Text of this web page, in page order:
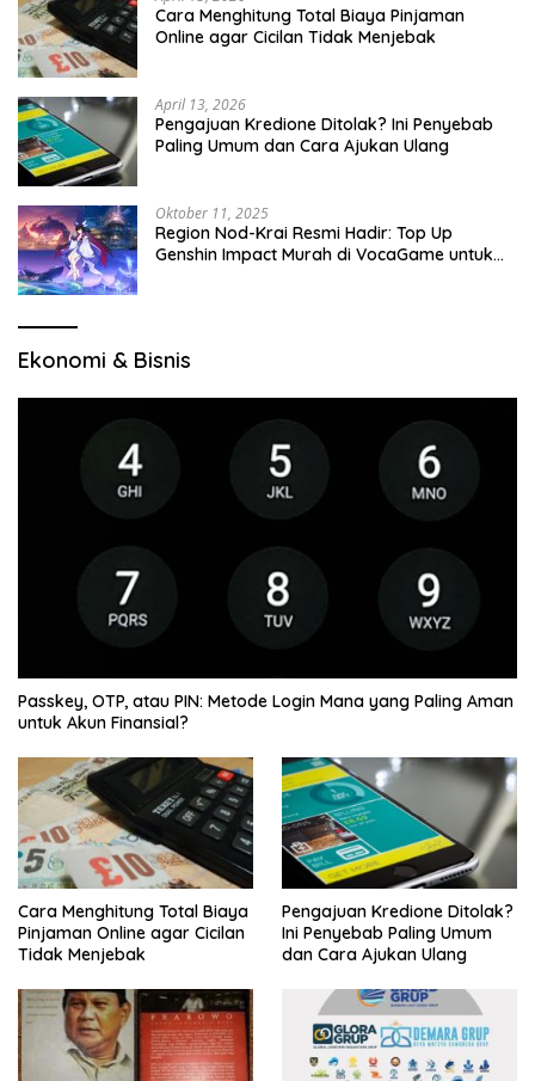
Cara Menghitung Total Biaya Pinjaman
Online agar Cicilan Tidak Menjebak
April 13, 2026
Pengajuan Kredione Ditolak? Ini Penyebab
Paling Umum dan Cara Ajukan Ulang
Oktober 11, 2025
Region Nod-Krai Resmi Hadir: Top Up
Genshin Impact Murah di VocaGame untuk
Ekonomi & Bisnis
Passkey, OTP, atau PIN: Metode Login Mana yang Paling Aman
untuk Akun Finansial?
Cara Menghitung Total Biaya
Pinjaman Online agar Cicilan
Tidak Menjebak
Pengajuan Kredione Ditolak?
Ini Penyebab Paling Umum
dan Cara Ajukan Ulang